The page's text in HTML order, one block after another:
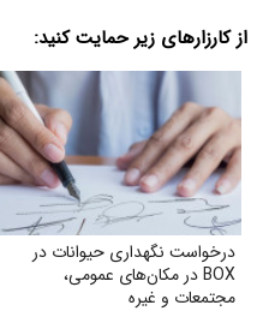
از کارزارهای زیر حمایت کنید:
درخواست نگهداری حیوانات در
BOX در مکان‌های عمومی،
مجتمعات و غیره